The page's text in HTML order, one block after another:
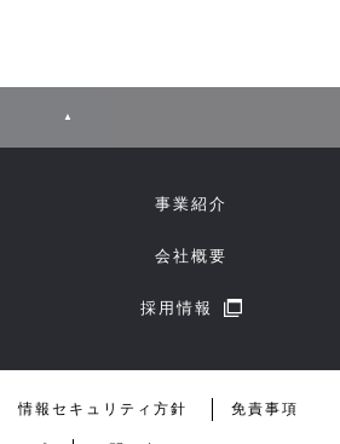
▲
事業紹介
会社概要
採用情報
情報セキュリティ方針 免責事項